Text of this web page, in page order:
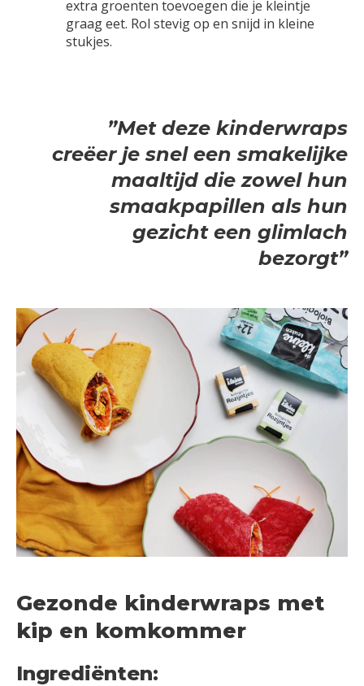
extra groenten toevoegen die je kleintje
graag eet. Rol stevig op en snijd in kleine
stukjes.
”Met deze kinderwraps
creëer je snel een smakelijke
maaltijd die zowel hun
smaakpapillen als hun
gezicht een glimlach
bezorgt”
Gezonde kinderwraps met
kip en komkommer
Ingrediënten: